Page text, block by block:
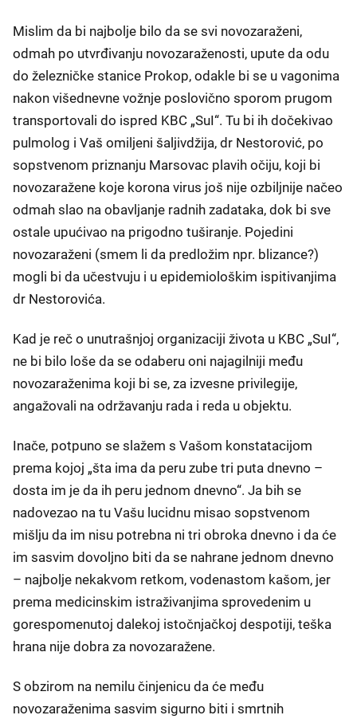
Mislim da bi najbolje bilo da se svi novozaraženi,
odmah po utvrđivanju novozaraženosti, upute da odu
do železničke stanice Prokop, odakle bi se u vagonima
nakon višednevne vožnje poslovično sporom prugom
transportovali do ispred KBC „SuI“. Tu bi ih dočekivao
pulmolog i Vaš omiljeni šaljivdžija, dr Nestorović, po
sopstvenom priznanju Marsovac plavih očiju, koji bi
novozaražene koje korona virus još nije ozbiljnije načeo
odmah slao na obavljanje radnih zadataka, dok bi sve
ostale upućivao na prigodno tuširanje. Pojedini
novozaraženi (smem li da predložim npr. blizance?)
mogli bi da učestvuju i u epidemiološkim ispitivanjima
dr Nestorovića.
Kad je reč o unutrašnjoj organizaciji života u KBC „SuI“,
ne bi bilo loše da se odaberu oni najagilniji među
novozaraženima koji bi se, za izvesne privilegije,
angažovali na održavanju rada i reda u objektu.
Inače, potpuno se slažem s Vašom konstatacijom
prema kojoj „šta ima da peru zube tri puta dnevno –
dosta im je da ih peru jednom dnevno“. Ja bih se
nadovezao na tu Vašu lucidnu misao sopstvenom
mišlju da im nisu potrebna ni tri obroka dnevno i da će
im sasvim dovoljno biti da se nahrane jednom dnevno
– najbolje nekakvom retkom, vodenastom kašom, jer
prema medicinskim istraživanjima sprovedenim u
gorespomenutoj dalekoj istočnjačkoj despotiji, teška
hrana nije dobra za novozaražene.
S obzirom na nemilu činjenicu da će među
novozaraženima sasvim sigurno biti i smrtnih